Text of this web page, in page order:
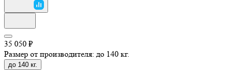
35 050 ₽
Размер от производителя: до 140 кг.
до 140 кг.